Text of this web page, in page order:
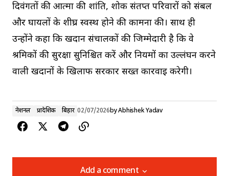
दिवंगतों की आत्मा की शांति, शोक संतप्त परिवारों को संबल
और घायलों के शीघ्र स्वस्थ होने की कामना की। साथ ही
उन्होंने कहा कि खदान संचालकों की जिम्मेदारी है कि वे
श्रमिकों की सुरक्षा सुनिश्चित करें और नियमों का उल्लंघन करने
वाली खदानों के खिलाफ सरकार सख्त कार्रवाई करेगी।
नेशनल प्रादेशिक बिहार 02/07/2026byAbhishek Yadav
Add a comment